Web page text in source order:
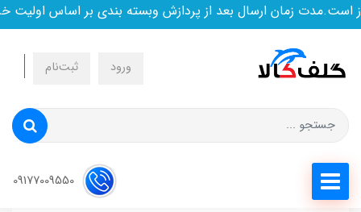
زمان ارسال بعد از پردازش وبسته بندی بر اساس اولیت
ورود ثبت‌نام